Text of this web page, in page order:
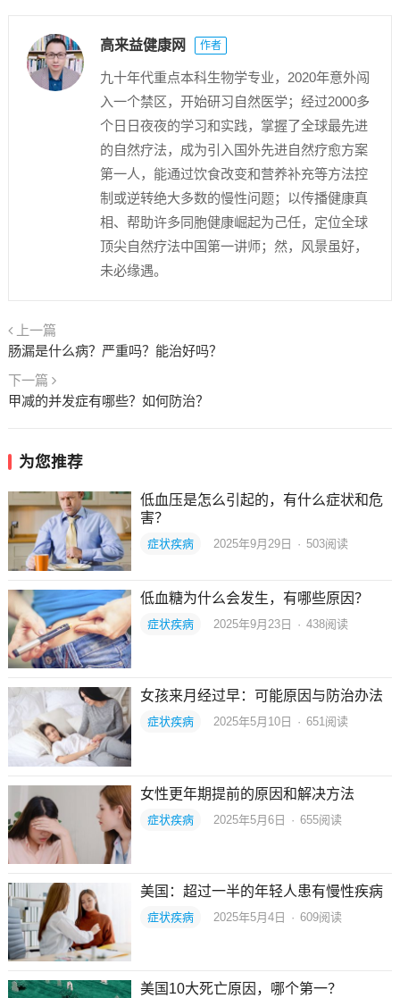
高来益健康网 作者
九十年代重点本科生物学专业，2020年意外闯
入一个禁区，开始研习自然医学；经过2000多
个日日夜夜的学习和实践，掌握了全球最先进
的自然疗法，成为引入国外先进自然疗愈方案
第一人，能通过饮食改变和营养补充等方法控
制或逆转绝大多数的慢性问题；以传播健康真
相、帮助许多同胞健康崛起为己任，定位全球
顶尖自然疗法中国第一讲师；然，风景虽好，
未必缘遇。
上一篇
肠漏是什么病？严重吗？能治好吗？
下一篇
甲减的并发症有哪些？如何防治？
为您推荐
低血压是怎么引起的，有什么症状和危
害？
症状疾病 2025年9月29日 · 503阅读
低血糖为什么会发生，有哪些原因？
症状疾病 2025年9月23日 · 438阅读
女孩来月经过早：可能原因与防治办法
症状疾病 2025年5月10日 · 651阅读
女性更年期提前的原因和解决方法
症状疾病 2025年5月6日 · 655阅读
美国：超过一半的年轻人患有慢性疾病
症状疾病 2025年5月4日 · 609阅读
美国10大死亡原因，哪个第一？